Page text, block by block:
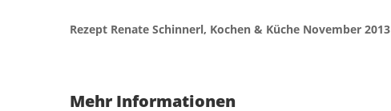
Rezept Renate Schinnerl, Kochen & Küche November 2013
Mehr Informationen